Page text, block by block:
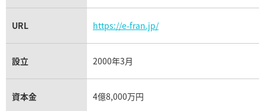
URL https://e-fran.jp/
設立 2000年3月
資本金 4億8,000万円